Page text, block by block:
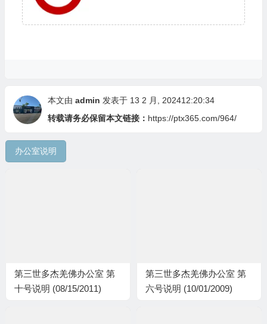
本文由 admin 发表于 13 2 月, 202412:20:34
转载请务必保留本文链接： https://ptx365.com/964/
办公室说明
第三世多杰羌佛办公室 第
十号说明 (08/15/2011)
第三世多杰羌佛办公室 第
六号说明 (10/01/2009)